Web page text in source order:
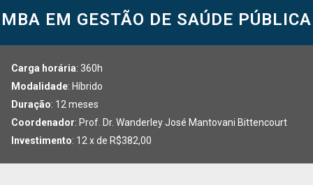
MBA EM GESTÃO DE SAÚDE PÚBLICA
Carga horária: 360h
Modalidade: Híbrido
Duração: 12 meses
Coordenador: Prof. Dr. Wanderley José Mantovani Bittencourt
Investimento: 12 x de R$382,00